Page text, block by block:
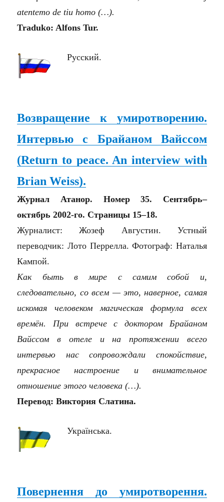
atentemo de tiu homo(…).
Traduko: Alfons Tur.
Русский.
Возвращение к умиротворению.
Интервью с Брайаном Вайссом
(Return to peace. An interview with
Brian Weiss).
Журнал Атанор. Номер 35. Сентябрь–
октябрь 2002-го. Страницы 15–18.
Журналист: Жозеф Августин. Устный
переводчик: Лото Перрелла. Фотограф: Наталья
Кампой.
Как быть в мире с самим собой и,
следовательно, со всем — это, наверное, самая
искомая человеком магическая формула всех
времён. При встрече с доктором Брайаном
Вайссом в отеле и на протяжении всего
интервью нас сопровождали спокойствие,
прекрасное настроение и внимательное
отношение этого человека (…).
Перевод: Виктория Слатина.
Українська.
Повернення до умиротворення.